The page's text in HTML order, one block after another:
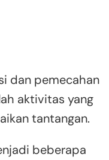
dan pemecahan
aktivitas yang
tantangan.
beberapa